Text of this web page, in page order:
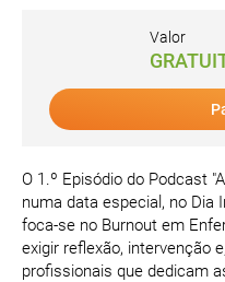
Valor
O 1.º Episódio do Podcast
numa data especial, no Dia
foca-se no Burnout em
exigir reflexão, intervenção
profissionais que dedicam